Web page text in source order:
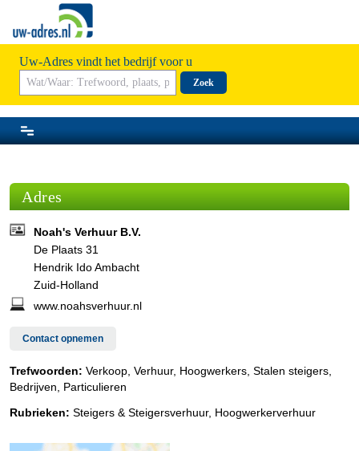
Uw-Adres vindt het bedrijf voor u
Zoek
Adres
Noah's Verhuur B.V.
De Plaats 31
Hendrik Ido Ambacht
Zuid-Holland
www.noahsverhuur.nl
Contact opnemen
Trefwoorden: Verkoop, Verhuur, Hoogwerkers, Stalen steigers,
Bedrijven, Particulieren
Rubrieken: Steigers & Steigersverhuur, Hoogwerkerverhuur